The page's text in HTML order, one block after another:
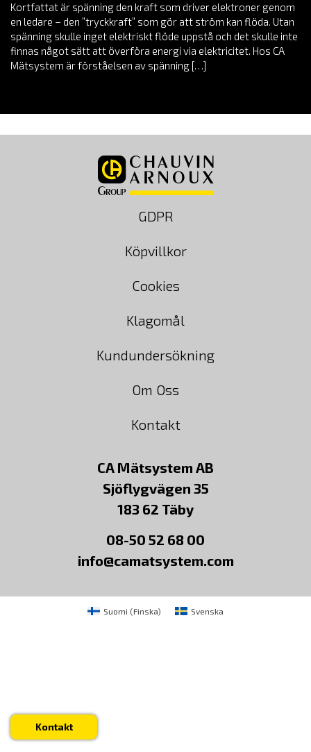
Kortfattat är spänning den kraft som driver elektroner genom
en ledare – den ”tryckkraft” som gör att ström kan flöda. Utan
spänning skulle inget elektriskt flöde uppstå och det skulle inte
finnas något sätt att överföra energi via elektricitet. Hos CA
Mätsystem är förståelsen av spänning […]
GDPR
Köpvillkor
Cookies
Klagomål
Kundundersökning
Om Oss
Kontakt
CA Mätsystem AB
Sjöflygvägen 35
183 62 Täby
08-50 52 68 00
info@camatsystem.com
Kontakt
Suomi (Finska) Svenska